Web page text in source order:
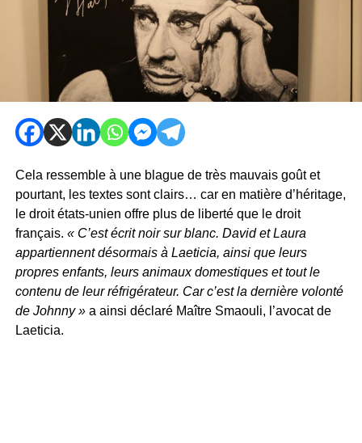
Cela ressemble à une blague de très mauvais goût et
pourtant, les textes sont clairs… car en matière d’héritage,
le droit états-unien offre plus de liberté que le droit
français. « C’est écrit noir sur blanc. David et Laura
appartiennent désormais à Laeticia, ainsi que leurs
propres enfants, leurs animaux domestiques et tout le
contenu de leur réfrigérateur. Car c’est la dernière volonté
de Johnny »a ainsi déclaré Maître Smaouli, l’avocat de
Laeticia.